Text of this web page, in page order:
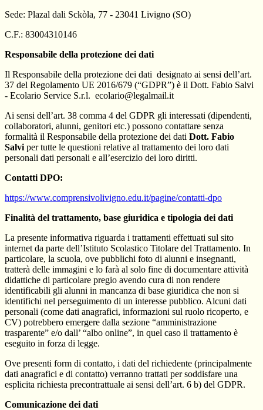
Sede: Plazal dali Sckòla, 77 - 23041 Livigno (SO)
C.F.: 83004310146
Responsabile della protezione dei dati
Il Responsabile della protezione dei dati designato ai sensi dell’art.
37 del Regolamento UE 2016/679 (“GDPR”) è il Dott. Fabio Salvi
- Ecolario Service S.r.l. ecolario@legalmail.it
Ai sensi dell’art. 38 comma 4 del GDPR gli interessati (dipendenti,
collaboratori, alunni, genitori etc.) possono contattare senza
formalità il Responsabile della protezione dei dati Dott. Fabio
Salvi per tutte le questioni relative al trattamento dei loro dati
personali dati personali e all’esercizio dei loro diritti.
Contatti DPO:
https://www.comprensivolivigno.edu.it/pagine/contatti-dpo
Finalità del trattamento, base giuridica e tipologia dei dati
La presente informativa riguarda i trattamenti effettuati sul sito
internet da parte dell’Istituto Scolastico Titolare del Trattamento. In
particolare, la scuola, ove pubblichi foto di alunni e insegnanti,
tratterà delle immagini e lo farà al solo fine di documentare attività
didattiche di particolare pregio avendo cura di non rendere
identificabili gli alunni in mancanza di base giuridica che non si
identifichi nel perseguimento di un interesse pubblico. Alcuni dati
personali (come dati anagrafici, informazioni sul ruolo ricoperto, e
CV) potrebbero emergere dalla sezione “amministrazione
trasparente” e/o dall’ “albo online”, in quel caso il trattamento è
eseguito in forza di legge.
Ove presenti form di contatto, i dati del richiedente (principalmente
dati anagrafici e di contatto) verranno trattati per soddisfare una
esplicita richiesta precontrattuale ai sensi dell’art. 6 b) del GDPR.
Comunicazione dei dati